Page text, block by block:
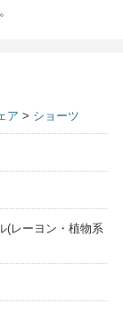
ア > ショーツ
(レーヨン・植物系